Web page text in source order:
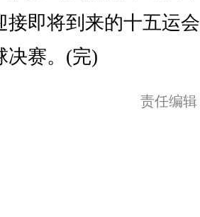
接即将到来的十五运
决赛。(完)
责任编